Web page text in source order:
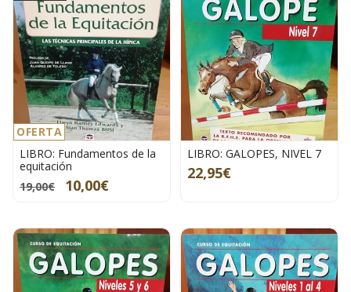
OFERTA
LIBRO: Fundamentos de la
equitación
19,00€
10,00€
LIBRO: GALOPES, NIVEL 7
22,95€